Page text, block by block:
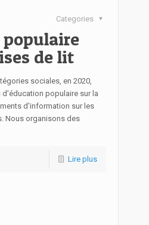
Categories
populaire
de lit
sociales, en 2020,
populaire sur la
d'information sur les
Nous organisons des
Lire plus